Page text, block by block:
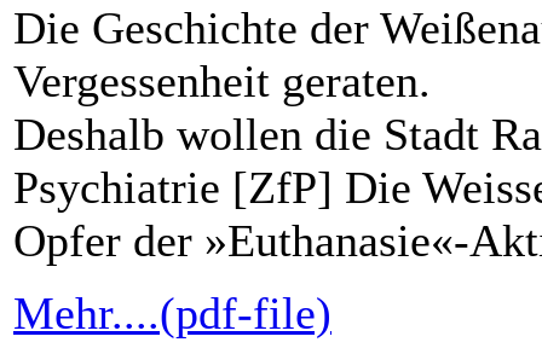
Die Geschichte der
Vergessenheit geraten.
Deshalb wollen die Stadt
Psychiatrie [ZfP] Die
Opfer der »Euthanasie«-
Mehr....(pdf-file)